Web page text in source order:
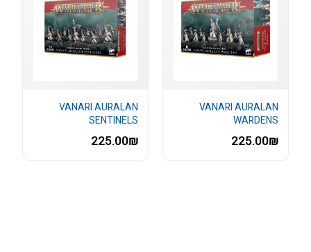
VANARI AURALAN
WARDENS
225.00₪
VANARI AURALAN
SENTINELS
225.00₪